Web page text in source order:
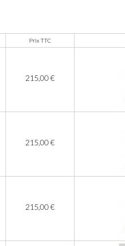
Prix TTC
215,00 €
215,00 €
215,00 €